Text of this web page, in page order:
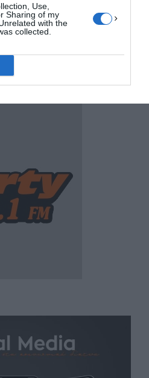
Use,
Sharing of my
with the
collected.